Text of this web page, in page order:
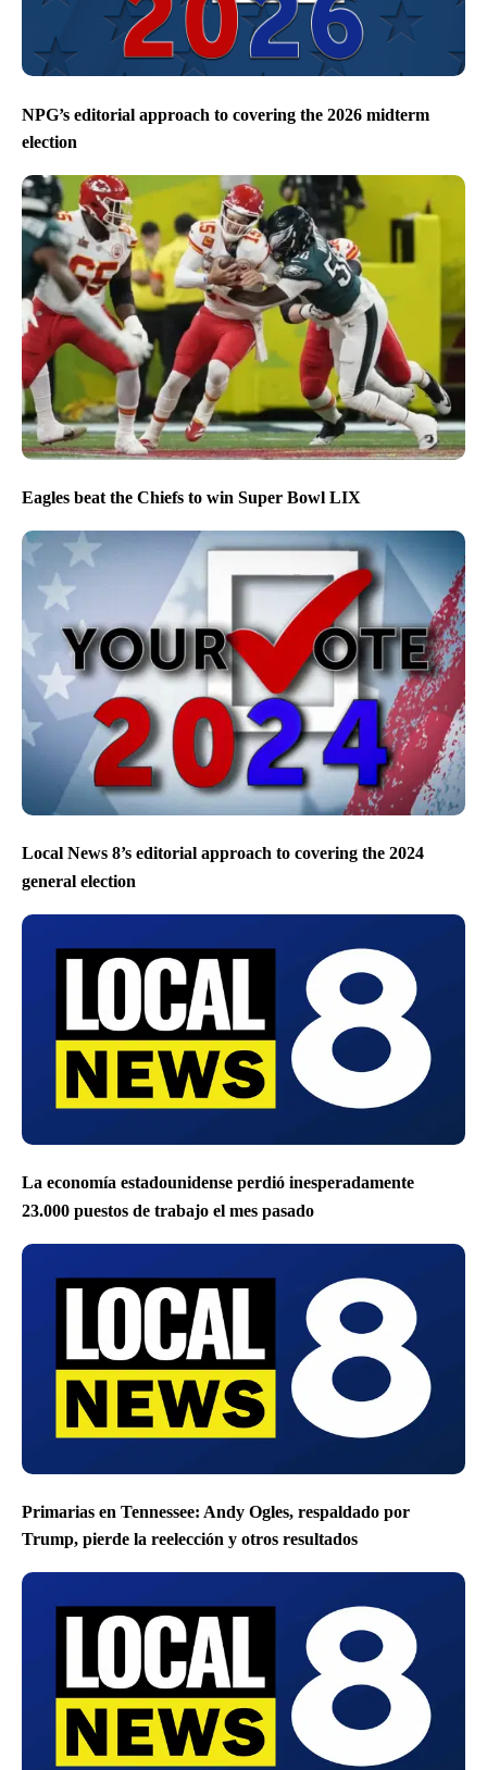
NPG’s editorial approach to covering the 2026 midterm
election
Eagles beat the Chiefs to win Super Bowl LIX
Local News 8’s editorial approach to covering the 2024
general election
La economía estadounidense perdió inesperadamente
23.000 puestos de trabajo el mes pasado
Primarias en Tennessee: Andy Ogles, respaldado por
Trump, pierde la reelección y otros resultados